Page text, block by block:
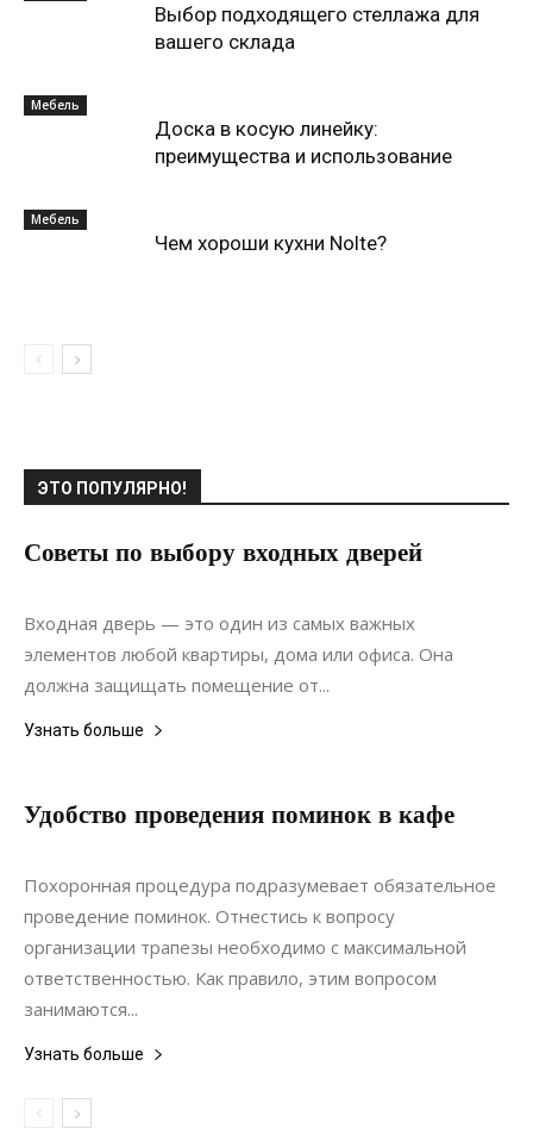
Выбор подходящего стеллажа для
вашего склада
Мебель
Доска в косую линейку:
преимущества и использование
Мебель
Чем хороши кухни Nolte?
ЭТО ПОПУЛЯРНО!
Советы по выбору входных дверей
08.02.2022
Входная дверь — это один из самых важных
элементов любой квартиры, дома или офиса. Она
должна защищать помещение от...
Узнать больше
Удобство проведения поминок в кафе
17.10.2020
Похоронная процедура подразумевает обязательное
проведение поминок. Отнестись к вопросу
организации трапезы необходимо с максимальной
ответственностью. Как правило, этим вопросом
занимаются...
Узнать больше